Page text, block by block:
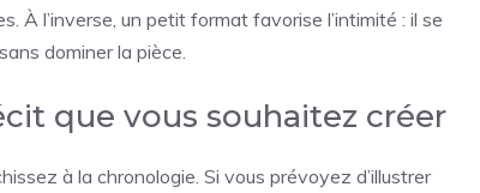
À l’inverse, un petit format favorise l’intimité : il se
dominer la pièce.
que vous souhaitez créer
à la chronologie. Si vous prévoyez d’illustrer